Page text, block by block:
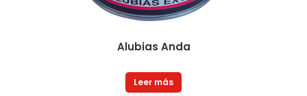
Alubias Anda
Leer más